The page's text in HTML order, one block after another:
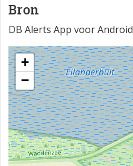
Bron
DB Alerts App voor Android
+
−